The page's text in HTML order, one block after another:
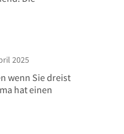
2025
wenn Sie dreist
hat einen